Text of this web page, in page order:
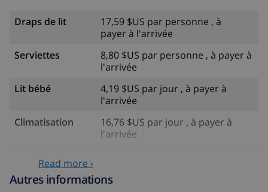
opportunités intéressantes. Cette station balnéaire
de bord de mer est connue pour sa vie nocturne
différente de Lloret de Mar reste à découvrir. Saviez-
vous que Lloret de Mar est très appréciée des familles,
des amoureux de la culture, de l’art et de la nature ?
Oui, Lloret de Mar est vraiment faite pour
tous! Imaginez-vous faire des emplettes toute la
matinée jusqu’à ce qu’épuisé(e), vous alliez déjeuner,
moment de détente sur la plage. Vous pourriez aussi
découvrir leTriangle de Dalí
Draps de lit
17,59 $US par personne , à
payer à l'arrivée
Serviettes
8,80 $US par personne , à payer à
l'arrivée
Lit bébé
4,19 $US par jour , à payer à
l'arrivée
Climatisation
16,76 $US par jour , à payer à
l'arrivée
Read more ›
Autres informations